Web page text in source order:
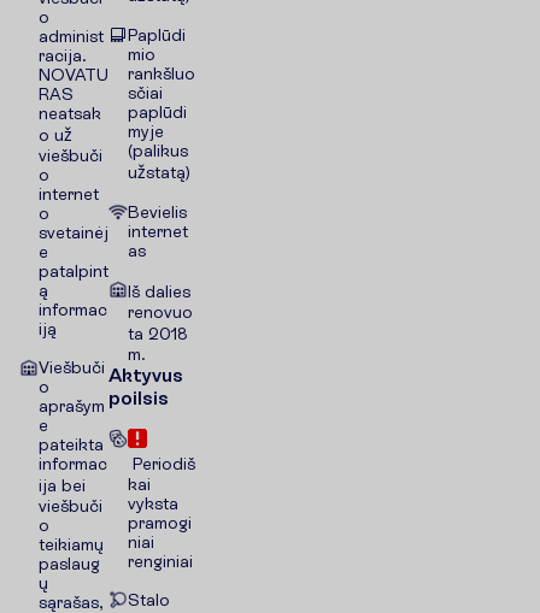
o
administ
racija.
NOVATU
RAS
neatsak
o už
viešbuči
o
internet
o
svetainėj
e
patalpint
ą
informac
iją
Viešbuči
o
aprašym
e
pateikta
informac
ija bei
viešbuči
o
teikiamų
paslaug
ų
sąrašas,
Paplūdi
mio
rankšluo
sčiai
paplūdi
myje
(palikus
užstatą)
Bevielis
internet
as
Iš dalies
renovuo
ta 2018
m.
Aktyvus
poilsis
Periodiš
kai
vyksta
pramogi
niai
renginiai
Stalo